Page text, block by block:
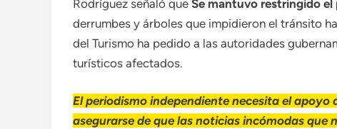
Rodríguez señaló que Se mantuvo restringido el
derrumbes y árboles que impidieron el tránsito
del Turismo ha pedido a las autoridades
turísticos afectados.
El periodismo independiente necesita el apoyo
asegurarse de que las noticias incómodas que